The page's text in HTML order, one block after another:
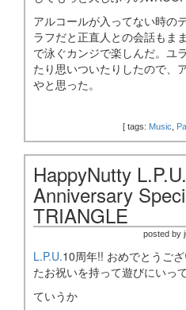
アルコールが入ってない時の
ラフだと正直人との会話もま
で泳ぐカンジで楽しんだ。ユ
たり思いついたりしたので、
やと思った。
[ tags: Music,
HappyNutty
Anniversary
TRIANGLE
posted by
L.P.U.10周年!! おめでとうご
たお祝いを持って遊びにいっ
ていうか